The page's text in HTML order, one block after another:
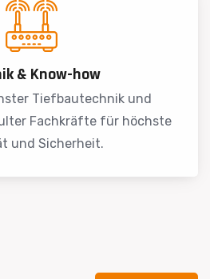
& Know-how
Tiefbautechnik und
Fachkräfte für höchste
und Sicherheit.